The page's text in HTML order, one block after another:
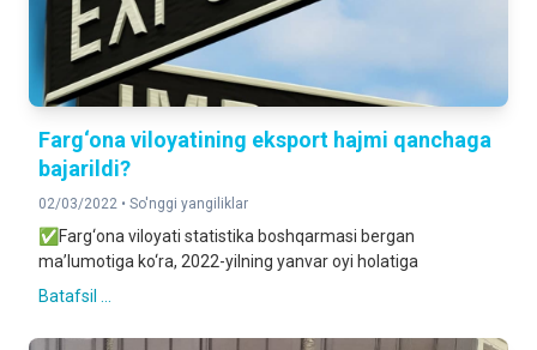
Farg‘ona viloyatining eksport hajmi qanchaga
bajarildi?
02/03/2022 • So'nggi yangiliklar
✅Farg‘ona viloyati statistika boshqarmasi bergan
ma’lumotiga ko‘ra, 2022-yilning yanvar oyi holatiga
Batafsil ...